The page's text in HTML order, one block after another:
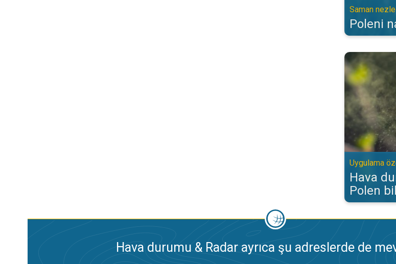
Saman
Poleni
Hava durumu
Uygulama
Hava
Polen
Hava durumu & Radar ayrıca şu adreslerde de